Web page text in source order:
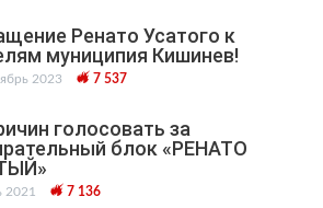
Ренато Усатого к
муниципия Кишинев!
2023 7 537
голосовать за
блок «РЕНАТО
2021 7 136